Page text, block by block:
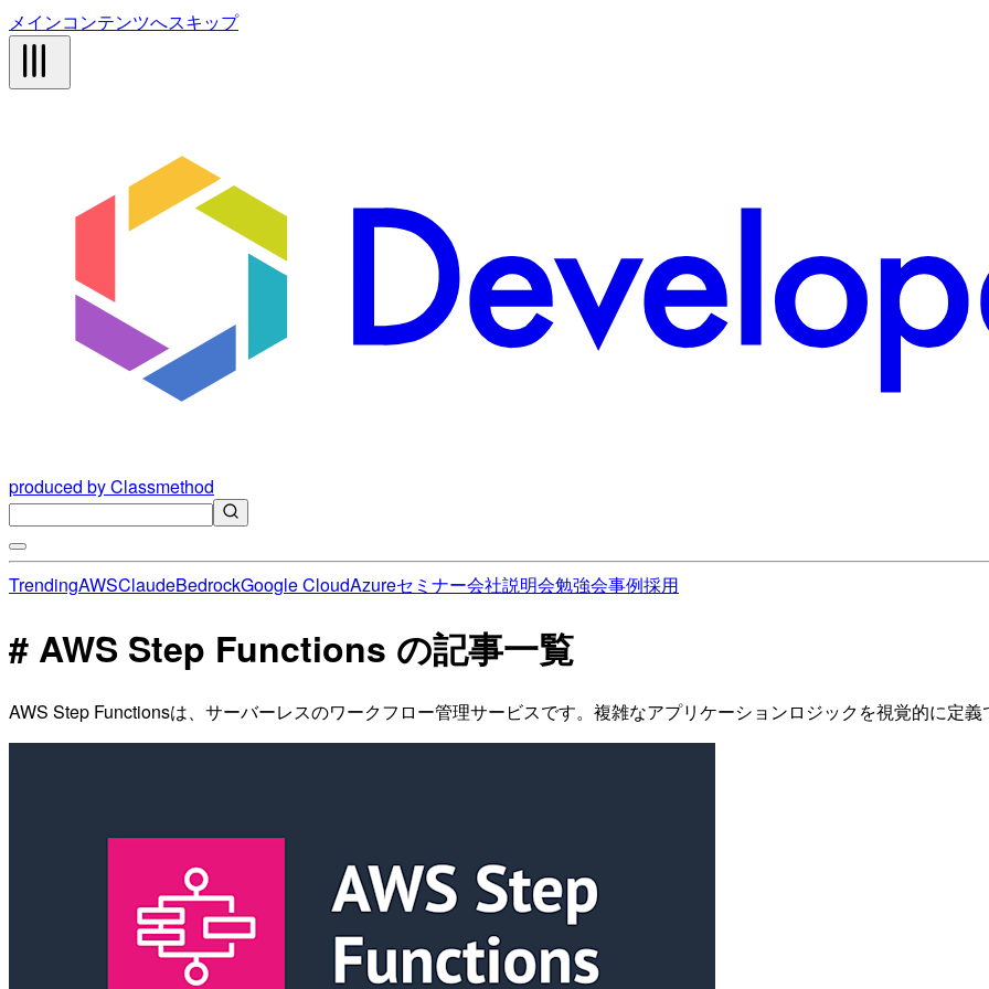
メインコンテンツへスキップ
produced by Classmethod
TrendingAWSClaudeBedrockGoogle CloudAzureセミナー会社説明会勉強会事例採用
# AWS Step Functions の記事一覧
AWS Step Functionsは、サーバーレスのワークフロー管理サービスです。複雑なアプリケーションロジックを視覚的に定義